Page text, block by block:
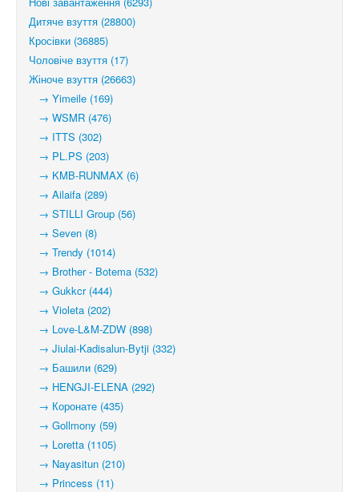
Дитяче взуття (28800)
Кросівки (36885)
Чоловіче взуття (17)
Жіноче взуття (26663)
→ Yimeile (169)
→ WSMR (476)
→ ITTS (302)
→ PL.PS (203)
→ KMB-RUNMAX (6)
→ Ailaifa (289)
→ STILLI Group (56)
→ Seven (8)
→ Trendy (1014)
→ Brother - Botema (532)
→ Gukkcr (444)
→ Violeta (202)
→ Love-L&M-ZDW (898)
→ Jiulai-Kadisalun-Bytji (332)
→ Башили (629)
→ HENGJI-ELENA (292)
→ Коронате (435)
→ Gollmony (59)
→ Loretta (1105)
→ Nayasitun (210)
→ Princess (11)